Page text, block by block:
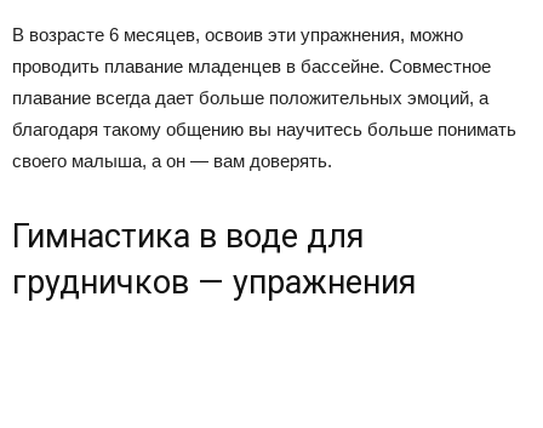
В возрасте 6 месяцев, освоив эти упражнения, можно
проводить плавание младенцев в бассейне. Совместное
плавание всегда дает больше положительных эмоций, а
благодаря такому общению вы научитесь больше понимать
своего малыша, а он — вам доверять.
Гимнастика в воде для
грудничков — упражнения